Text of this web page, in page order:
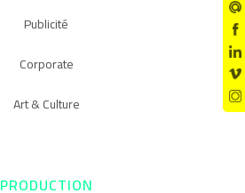
Publicité
Corporate
Art & Culture
PRODUCTION